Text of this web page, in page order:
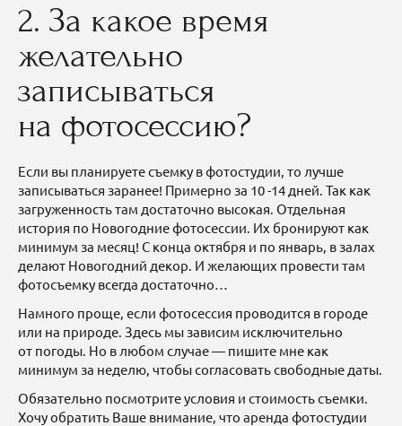
2. За какое время
желательно
записываться
на фотосессию?
Если вы планируете съемку в фотостудии, то лучше
записываться заранее! Примерно за 10 -14 дней. Так как
загруженность там достаточно высокая. Отдельная
история по Новогодние фотосессии. Их бронируют как
минимум за месяц! С конца октября и по январь, в залах
делают Новогодний декор. И желающих провести там
фотосъемку всегда достаточно…
Намного проще, если фотосессия проводится в городе
или на природе. Здесь мы зависим исключительно
от погоды. Но в любом случае — пишите мне как
минимум за неделю, чтобы согласовать свободные даты.
Обязательно посмотрите условия и стоимость съемки.
Хочу обратить Ваше внимание, что аренда фотостудии